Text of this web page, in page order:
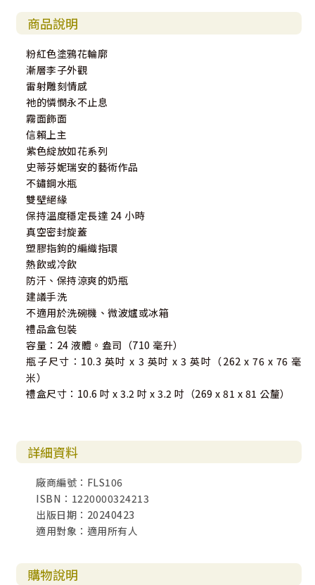
商品說明
粉紅色塗鴉花輪廓
漸層李子外觀
雷射雕刻情感
祂的憐憫永不止息
霧面飾面
信賴上主
紫色綻放如花系列
史蒂芬妮瑞安的藝術作品
不鏽鋼水瓶
雙壁絕緣
保持溫度穩定長達 24 小時
真空密封旋蓋
塑膠指鉤的編織指環
熱飲或冷飲
防汗、保持涼爽的奶瓶
建議手洗
不適用於洗碗機、微波爐或冰箱
禮品盒包裝
容量：24 液體。盎司（710 毫升）
瓶子尺寸：10.3 英吋 x 3 英吋 x 3 英吋（262 x 76 x 76 毫
米）
禮盒尺寸：10.6 吋 x 3.2 吋 x 3.2 吋（269 x 81 x 81 公釐）
詳細資料
廠商編號：FLS106
ISBN：1220000324213
出版日期：20240423
適用對象：適用所有人
購物說明